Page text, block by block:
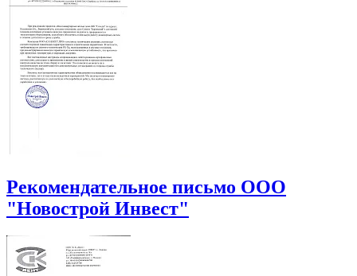
Рекомендательное письмо ООО
"Новострой Инвест"